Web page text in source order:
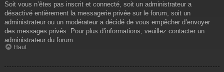
Soit vous n’êtes pas inscrit et connecté, soit un administrateur a
désactivé entièrement la messagerie privée sur le forum, soit un
administrateur ou un modérateur a décidé de vous empêcher d’envoyer
des messages privés. Pour plus d’informations, veuillez contacter un
administrateur du forum.
Haut